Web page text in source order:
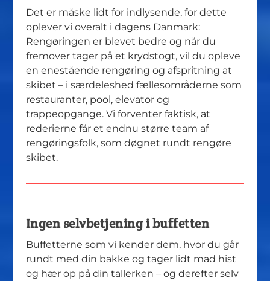
Det er måske lidt for indlysende, for dette
oplever vi overalt i dagens Danmark:
Rengøringen er blevet bedre og når du
fremover tager på et krydstogt, vil du opleve
en enestående rengøring og afspritning at
skibet – i særdeleshed fællesområderne som
restauranter, pool, elevator og
trappeopgange. Vi forventer faktisk, at
rederierne får et endnu større team af
rengøringsfolk, som døgnet rundt rengøre
skibet.
Ingen selvbetjening i buffetten
Buffetterne som vi kender dem, hvor du går
rundt med din bakke og tager lidt mad hist
og hær op på din tallerken – og derefter selv